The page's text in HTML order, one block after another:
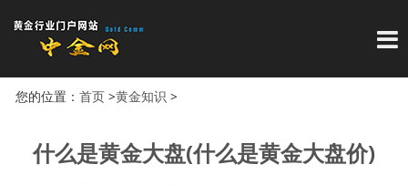
导
您的位置： 首页>黄金知识 >
什么是黄金大盘(什么是黄金大盘价)